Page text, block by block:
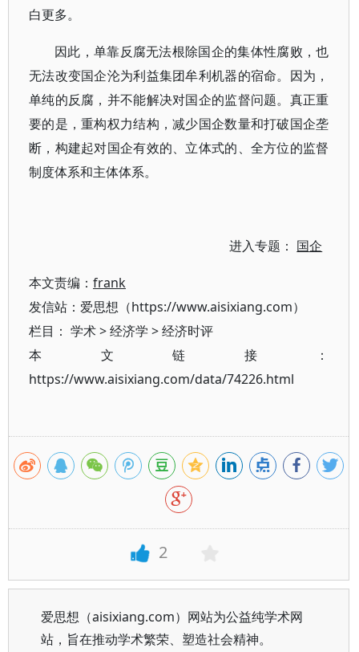
白更多。
因此，单靠反腐无法根除国企的集体性腐败，也
无法改变国企沦为利益集团牟利机器的宿命。因为，
单纯的反腐，并不能解决对国企的监督问题。真正重
要的是，重构权力结构，减少国企数量和打破国企垄
断，构建起对国企有效的、立体式的、全方位的监督
制度体系和主体体系。
进入专题： 国企
本文责编： frank
发信站：爱思想（https://www.aisixiang.com）
栏目： 学术>经济学 >经济时评
本文链接：
https://www.aisixiang.com/data/74226.html
2
爱思想（aisixiang.com）网站为公益纯学术网
站，旨在推动学术繁荣、塑造社会精神。